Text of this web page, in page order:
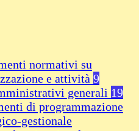
normativi su
e attività 9
generali 19
di programmazione
gestionale